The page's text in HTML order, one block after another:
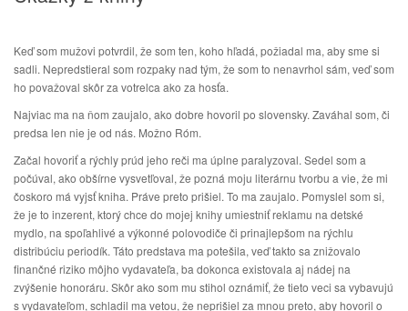
Keď som mužovi potvrdil, že som ten, koho hľadá, požiadal ma, aby sme si
sadli. Nepredstieral som rozpaky nad tým, že som to nenavrhol sám, veď som
ho považoval skôr za votrelca ako za hosťa.
Najviac ma na ňom zaujalo, ako dobre hovoril po slovensky. Zaváhal som, či
predsa len nie je od nás. Možno Róm.
Začal hovoriť a rýchly prúd jeho reči ma úplne paralyzoval. Sedel som a
počúval, ako obšírne vysvetľoval, že pozná moju literárnu tvorbu a vie, že mi
čoskoro má vyjsť kniha. Práve preto prišiel. To ma zaujalo. Pomyslel som si,
že je to inzerent, ktorý chce do mojej knihy umiestniť reklamu na detské
mydlo, na spoľahlivé a výkonné polovodiče či prinajlepšom na rýchlu
distribúciu periodík. Táto predstava ma potešila, veď takto sa znižovalo
finančné riziko môjho vydavateľa, ba dokonca existovala aj nádej na
zvýšenie honoráru. Skôr ako som mu stihol oznámiť, že tieto veci sa vybavujú
s vydavateľom, schladil ma vetou, že neprišiel za mnou preto, aby hovoril o